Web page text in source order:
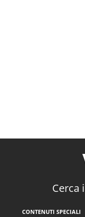
Cerca
CONTENUTI SPECIALI